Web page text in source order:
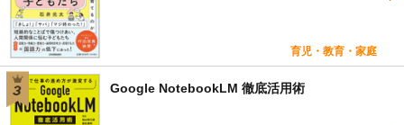
育児・教育・家庭
Google NotebookLM 徹底活用術